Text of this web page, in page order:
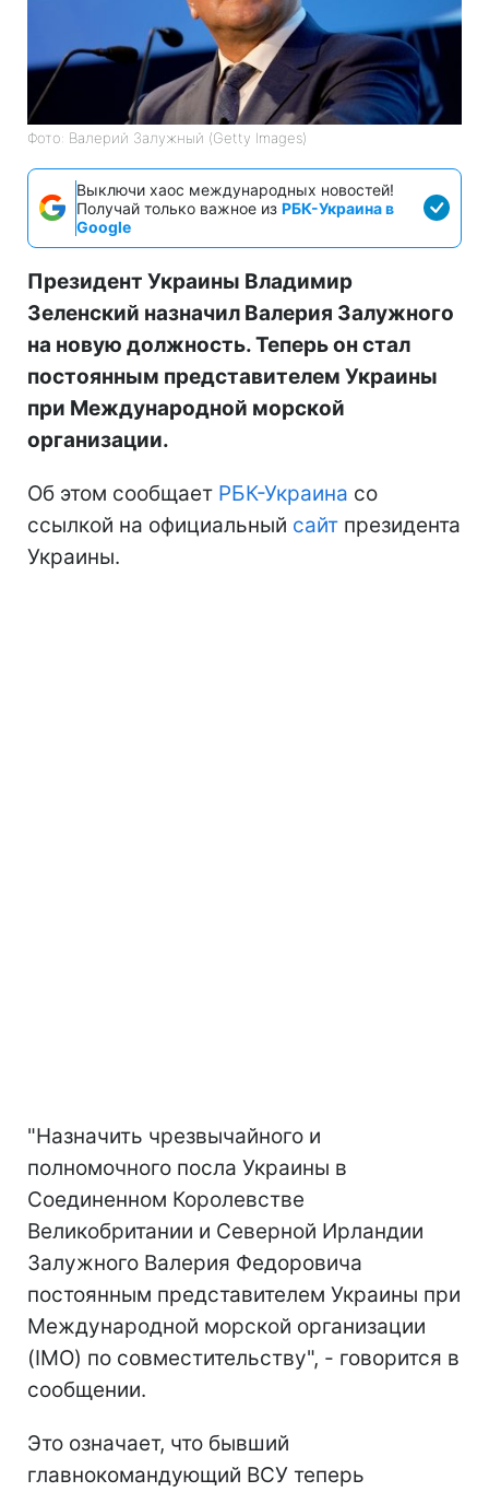
Фото: Валерий Залужный (Getty Images)
Выключи хаос международных новостей!
Получай только важное из РБК-Украина в
Google
Президент Украины Владимир
Зеленский назначил Валерия Залужного
на новую должность. Теперь он стал
постоянным представителем Украины
при Международной морской
организации.
Об этом сообщает РБК-Украина со
ссылкой на официальный сайт президента
Украины.
"Назначить чрезвычайного и
полномочного посла Украины в
Соединенном Королевстве
Великобритании и Северной Ирландии
Залужного Валерия Федоровича
постоянным представителем Украины при
Международной морской организации
(IMO) по совместительству", - говорится в
сообщении.
Это означает, что бывший
главнокомандующий ВСУ теперь